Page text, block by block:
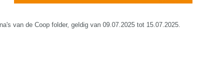
van de Coop folder, geldig van 09.07.2025 tot 15.07.2025.